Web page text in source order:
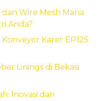
Wire Mesh Mana
Anda?
Karet EP125
Linings di Bekasi
Inovasi dan